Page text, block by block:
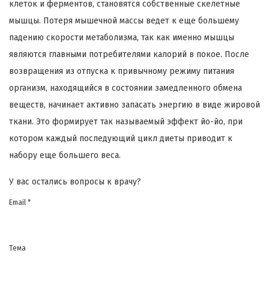
клеток и ферментов, становятся собственные скелетные
мышцы. Потеря мышечной массы ведет к еще большему
падению скорости метаболизма, так как именно мышцы
являются главными потребителями калорий в покое. После
возвращения из отпуска к привычному режиму питания
организм, находящийся в состоянии замедленного обмена
веществ, начинает активно запасать энергию в виде жировой
ткани. Это формирует так называемый эффект йо-йо, при
котором каждый последующий цикл диеты приводит к
набору еще большего веса.
У вас остались вопросы к врачу?
Email *
Тема